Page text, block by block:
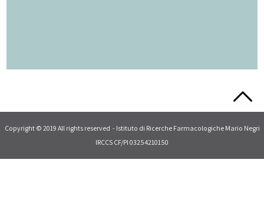
Copyright © 2019 All rights reserved - Istituto di Ricerche Farmacologiche Mario Negri
IRCCS CF/PI 03254210150